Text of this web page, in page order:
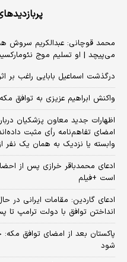
محمد قوچانی: عبدالکریم سروش
می‌پیچد | او تسلیم موج
درگذشت اسماعیل بابایی راغب بر
واکنش ابراهیم عزیزی به توافق
امضای تفاهم‌نامه رأی مثبت
وابسته یا نزدیک به همان یک نفر
ادعای محمدباقر خرازی پس از
است +فیلم
ادعای گاردین: مقامات ایرانی در
انداختن توافق با دولت ترامپ تا
پاکستان بعد از امضای توافق مکه:
شود